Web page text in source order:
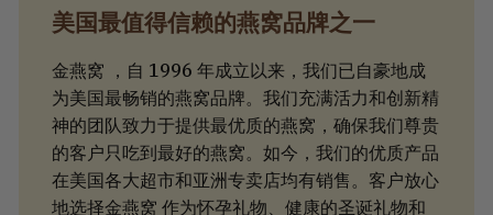
美国最值得信赖的燕窝品牌之一
金燕窝 ，自 1996 年成立以来，我们已自豪地成
为美国最畅销的燕窝品牌。我们充满活力和创新精
神的团队致力于提供最优质的燕窝，确保我们尊贵
的客户只吃到最好的燕窝。如今，我们的优质产品
在美国各大超市和亚洲专卖店均有销售。客户放心
地选择金燕窝 作为怀孕礼物、健康的圣诞礼物和